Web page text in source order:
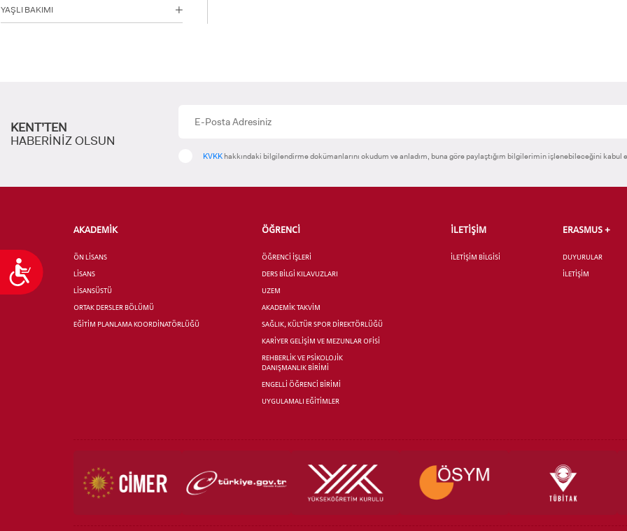
Ulaşılabilirlik
YAŞLI BAKIMI
KENT’TEN
HABERİNİZ OLSUN
KVKK hakkındaki bilgilendirme dokümanlarını okudum ve anladım, buna göre paylaştığım bilgilerimin işlenebileceğini kabul
AKADEMİK
ÖN LİSANS
LİSANS
LİSANSÜSTÜ
ORTAK DERSLER BÖLÜMÜ
EĞİTİM PLANLAMA KOORDİNATÖRLÜĞÜ
ÖĞRENCİ
ÖĞRENCİ İŞLERİ
DERS BİLGİ KILAVUZLARI
UZEM
AKADEMİK TAKVİM
SAĞLIK, KÜLTÜR SPOR DİREKTÖRLÜĞÜ
KARİYER GELİŞİM VE MEZUNLAR OFİSİ
REHBERLİK VE PSİKOLOJİK
DANIŞMANLIK BİRİMİ
ENGELLİ ÖĞRENCİ BİRİMİ
UYGULAMALI EĞİTİMLER
İLETİŞİM
İLETİŞİM BİLGİSİ
ERASMUS +
DUYURULAR
İLETİŞİM